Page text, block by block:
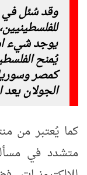
يوجد شيء
يُمنح
كمصر
الجولان يعد
كما يُعتبر من
متشدد في